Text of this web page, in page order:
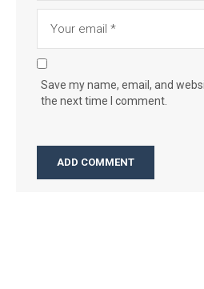
Save my name, email, and
the next time I comment.